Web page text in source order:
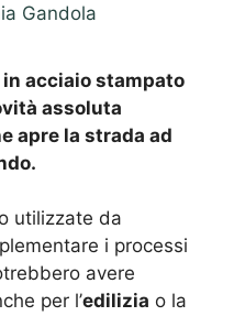
Gandola
acciaio stampato
assoluta
apre la strada ad
utilizzate da
i processi
avere
per l’edilizia o la